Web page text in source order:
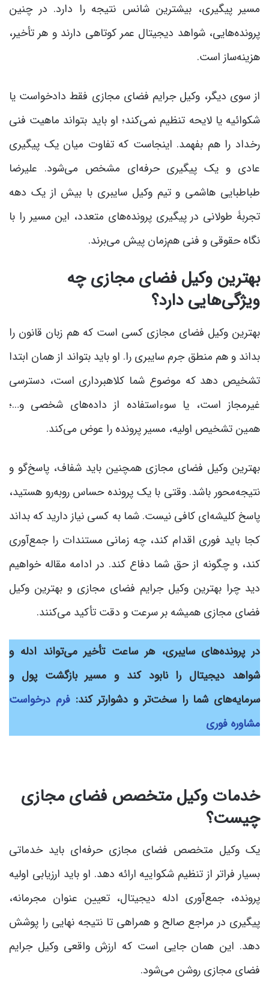
مسیر پیگیری، بیشترین شانس نتیجه را دارد. در چنین
پرونده‌هایی، شواهد دیجیتال عمر کوتاهی دارند و هر تأخیر،
هزینه‌ساز است.
از سوی دیگر، وکیل جرایم فضای مجازی فقط دادخواست یا
شکوائیه یا لایحه تنظیم نمی‌کند؛ او باید بتواند ماهیت فنی
رخداد را هم بفهمد. اینجاست که تفاوت میان یک پیگیری
عادی و یک پیگیری حرفه‌ای مشخص می‌شود. علیرضا
طباطبایی هاشمی و تیم وکیل سایبری با بیش از یک دهه
تجربۀ طولانی در پیگیری پرونده‌های متعدد، این مسیر را با
نگاه حقوقی و فنی هم‌زمان پیش می‌برند.
بهترین وکیل فضای مجازی چه
ویژگی‌هایی دارد؟
بهترین وکیل فضای مجازی کسی است که هم زبان قانون را
بداند و هم منطق جرم سایبری را. او باید بتواند از همان ابتدا
تشخیص دهد که موضوع شما کلاهبرداری است، دسترسی
غیرمجاز است، یا سوءاستفاده از داده‌های شخصی و…؛
همین تشخیص اولیه، مسیر پرونده را عوض می‌کند.
بهترین وکیل فضای مجازی همچنین باید شفاف، پاسخ‌گو و
نتیجه‌محور باشد. وقتی با یک پرونده حساس روبه‌رو هستید،
پاسخ کلیشه‌ای کافی نیست. شما به کسی نیاز دارید که بداند
کجا باید فوری اقدام کند، چه زمانی مستندات را جمع‌آوری
کند، و چگونه از حق شما دفاع کند. در ادامه مقاله خواهیم
دید چرا بهترین وکیل جرایم فضای مجازی و بهترین وکیل
فضای مجازی همیشه بر سرعت و دقت تأکید می‌کنند.
در پرونده‌های سایبری، هر ساعت تأخیر می‌تواند ادله و
شواهد دیجیتال را نابود کند و مسیر بازگشت پول و
سرمایه‌های شما را سخت‌تر و دشوارتر کند:فرم درخواست
مشاوره فوری
خدمات وکیل متخصص فضای مجازی
چیست؟
یک وکیل متخصص فضای مجازی حرفه‌ای باید خدماتی
بسیار فراتر از تنظیم شکواییه ارائه دهد. او باید ارزیابی اولیه
پرونده، جمع‌آوری ادله دیجیتال، تعیین عنوان مجرمانه،
پیگیری در مراجع صالح و همراهی تا نتیجه نهایی را پوشش
دهد. این همان جایی است که ارزش واقعی وکیل جرایم
فضای مجازی روشن می‌شود.